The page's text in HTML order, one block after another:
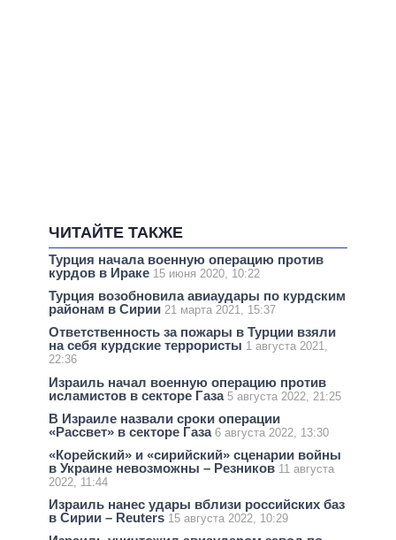
ЧИТАЙТЕ ТАКЖЕ
Турция начала военную операцию против
курдов в Ираке 15 июня 2020, 10:22
Турция возобновила авиаудары по курдским
районам в Сирии 21 марта 2021, 15:37
Ответственность за пожары в Турции взяли
на себя курдские террористы 1 августа 2021,
22:36
Израиль начал военную операцию против
исламистов в секторе Газа 5 августа 2022, 21:25
В Израиле назвали сроки операции
«Рассвет» в секторе Газа 6 августа 2022, 13:30
«Корейский» и «сирийский» сценарии войны
в Украине невозможны – Резников 11 августа
2022, 11:44
Израиль нанес удары вблизи российских баз
в Сирии – Reuters 15 августа 2022, 10:29